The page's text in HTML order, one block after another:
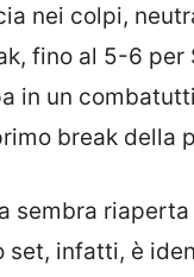
nei colpi,
fino al 5-6
in un
break della
sembra
set, infatti, è